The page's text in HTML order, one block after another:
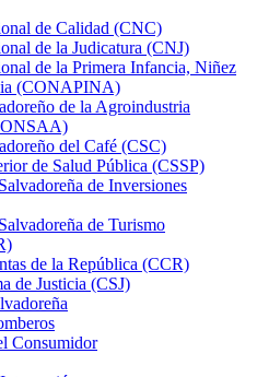
de Calidad (CNC)
de la Judicatura (CNJ)
de la Primera Infancia, Niñez
(CONAPINA)
de la Agroindustria
del Café (CSC)
de Salud Pública (CSSP)
de Inversiones
de Turismo
de la República (CCR)
de Justicia (CSJ)
Consumidor